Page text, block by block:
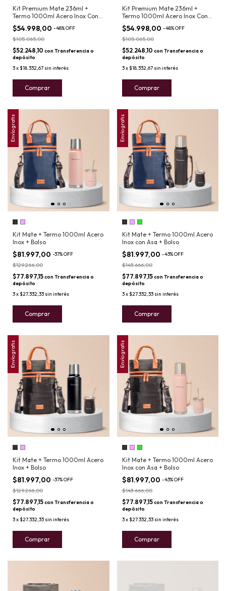
Kit Premium Mate 236ml +
Termo 1000ml Acero Inox Con
Asa
$54.998,00 -48%OFF
$105.065,00
$52.248,10 con Transferencia o
depósito
3x$18.332,67 sin interés
Comprar
Kit Premium Mate 236ml +
Termo 1000ml Acero Inox Con
Asa
$54.998,00 -48%OFF
$105.065,00
$52.248,10 con Transferencia o
depósito
3x$18.332,67 sin interés
Comprar
Envío gratis
Kit Mate + Termo 1000ml Acero
Inox + Bolso
$81.997,00 -37%OFF
$129.266,00
$77.897,15con Transferencia o
depósito
3x$27.332,33 sin interés
Comprar
Envío gratis
Kit Mate + Termo 1000ml Acero
Inox con Asa + Bolso
$81.997,00 -43%OFF
$143.666,00
$77.897,15con Transferencia o
depósito
3x$27.332,33 sin interés
Comprar
Envío gratis
Kit Mate + Termo 1000ml Acero
Inox + Bolso
$81.997,00 -37%OFF
$129.266,00
$77.897,15con Transferencia o
depósito
3x$27.332,33 sin interés
Comprar
Envío gratis
Kit Mate + Termo 1000ml Acero
Inox con Asa + Bolso
$81.997,00 -43%OFF
$143.666,00
$77.897,15con Transferencia o
depósito
3x$27.332,33 sin interés
Comprar